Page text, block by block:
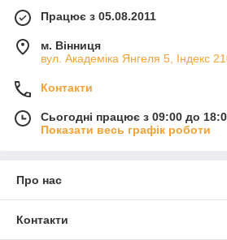
Працює з 05.08.2011
м. Вінниця
вул. Академіка Янгеля 5, Індекс
Контакти
Сьогодні працює з 09:00 до
Показати весь графік роботи
Про нас
Контакти